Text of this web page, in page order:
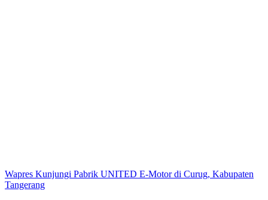
Wapres Kunjungi Pabrik UNITED E-Motor di Curug, Kabupaten
Tangerang